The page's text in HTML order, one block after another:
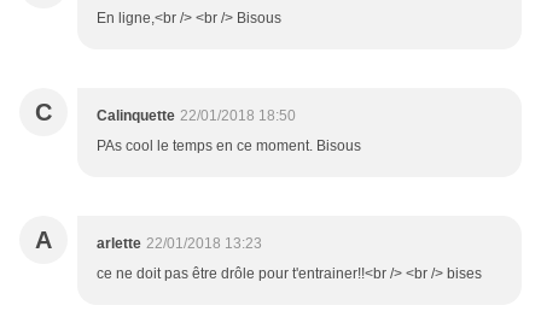
En ligne,<br /> <br /> Bisous
C Calinquette 22/01/2018 18:50
PAs cool le temps en ce moment. Bisous
A arlette 22/01/2018 13:23
ce ne doit pas être drôle pour t'entrainer!!<br /> <br /> bises